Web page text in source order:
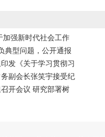
加强新时代社会工作
典型问题，公开通报
发《关于学习贯彻习
副会长张笑宇接受纪
开会议 研究部署树